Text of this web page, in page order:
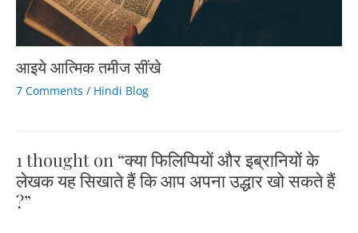
आइये आत्मिक तमीज सींखे
7 Comments / Hindi Blog
1 thought on “क्या फिलिप्पियों और इब्रानियों के
लेखक यह सिखाते हैं कि आप अपना उद्धार खो सकते हैं
?”